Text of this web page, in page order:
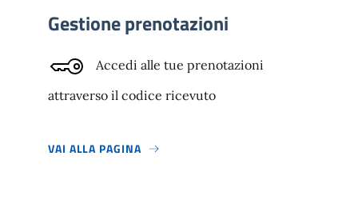
Gestione prenotazioni
Accedi alle tue prenotazioni
attraverso il codice ricevuto
VAI ALLA PAGINA